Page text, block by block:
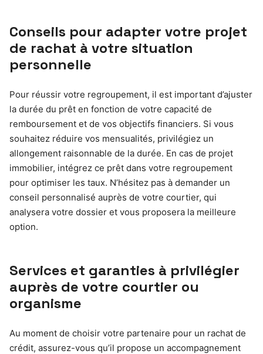
Conseils pour adapter votre projet
de rachat à votre situation
personnelle
Pour réussir votre regroupement, il est important d’ajuster
la durée du prêt en fonction de votre capacité de
remboursement et de vos objectifs financiers. Si vous
souhaitez réduire vos mensualités, privilégiez un
allongement raisonnable de la durée. En cas de projet
immobilier, intégrez ce prêt dans votre regroupement
pour optimiser les taux. N’hésitez pas à demander un
conseil personnalisé auprès de votre courtier, qui
analysera votre dossier et vous proposera la meilleure
option.
Services et garanties à privilégier
auprès de votre courtier ou
organisme
Au moment de choisir votre partenaire pour un rachat de
crédit, assurez-vous qu’il propose un accompagnement